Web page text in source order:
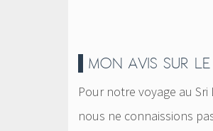
MON AVIS SUR
Pour notre voyage au
nous ne connaissions